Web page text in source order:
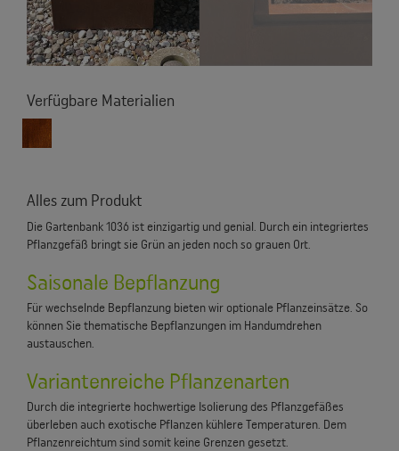
Verfügbare Materialien
Alles zum Produkt
Die Gartenbank 1036 ist einzigartig und genial. Durch ein integriertes
Pflanzgefäß bringt sie Grün an jeden noch so grauen Ort.
Saisonale Bepflanzung
Für wechselnde Bepflanzung bieten wir optionale Pflanzeinsätze. So
können Sie thematische Bepflanzungen im Handumdrehen
austauschen.
Variantenreiche Pflanzenarten
Durch die integrierte hochwertige Isolierung des Pflanzgefäßes
überleben auch exotische Pflanzen kühlere Temperaturen. Dem
Pflanzenreichtum sind somit keine Grenzen gesetzt.